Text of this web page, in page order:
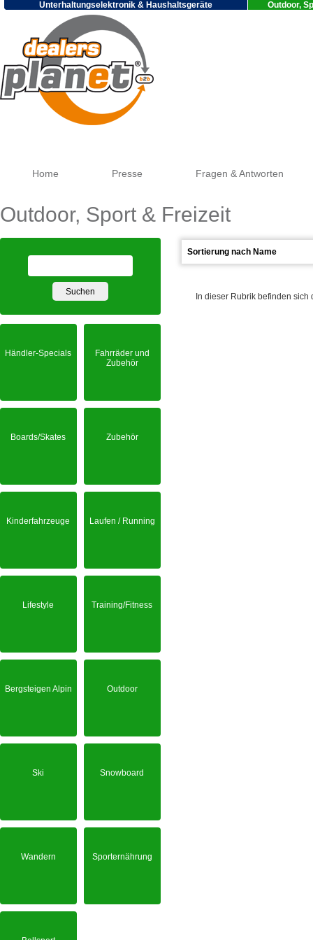
Unterhaltungselektronik & Haushaltsgeräte Outdoor,
Home Presse Fragen & Antworten
Outdoor, Sport & Freizeit
In dieser Rubrik befinden
Händler-Specials
Fahrräder und
Zubehör
Boards/Skates Zubehör
Kinderfahrzeuge Laufen / Running
Lifestyle Training/Fitness
Bergsteigen Alpin Outdoor
Ski Snowboard
Wandern Sporternährung